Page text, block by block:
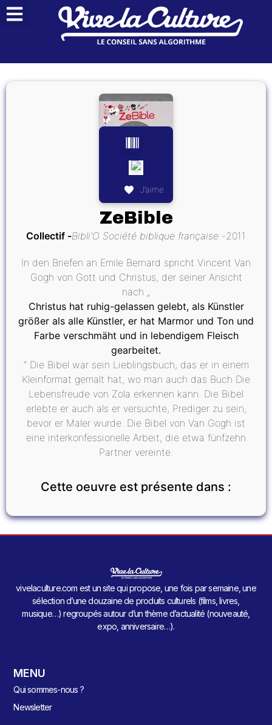
J’aime
ZeBible
Collectif Bibli'O Société biblique française 2011
In den Briefen an Emile Bernard spricht Vincent Van
Gogh von Gott und Christus, der seiner Ansicht
nach „
Christus hat ruhig-gelassen gelebt, als Künstler
größer als alle Künstler, er hat Marmor und Ton und
Farbe verschmäht und in lebendigem Fleisch
gearbeitet.
“ Die Bibel war sein Lieblingsbuch, das er in einem
Kleinformat gemalt hat, wo man auch das Buch Die
Lebensfreude von Zola erkennen kann. Die Bibel
erlebte er auch als er versuchte, Prediger zu sein,
bevor er Maler wurde. Die Bibel von Van Gogh ist
eine interkonfessionelle Arbeit, die etwa fünfzehn
Partner vereinte.
Cette oeuvre est présente dans :
vivelaculture.com est un site qui propose, une fois par semaine, une
sélection d’une douzaine de produits culturels (films, livres,
musique…) regroupés autour d’un thème d’actualité (nouveauté,
expo, anniversaire…).
MENU
Qui sommes-nous ?
Newsletter